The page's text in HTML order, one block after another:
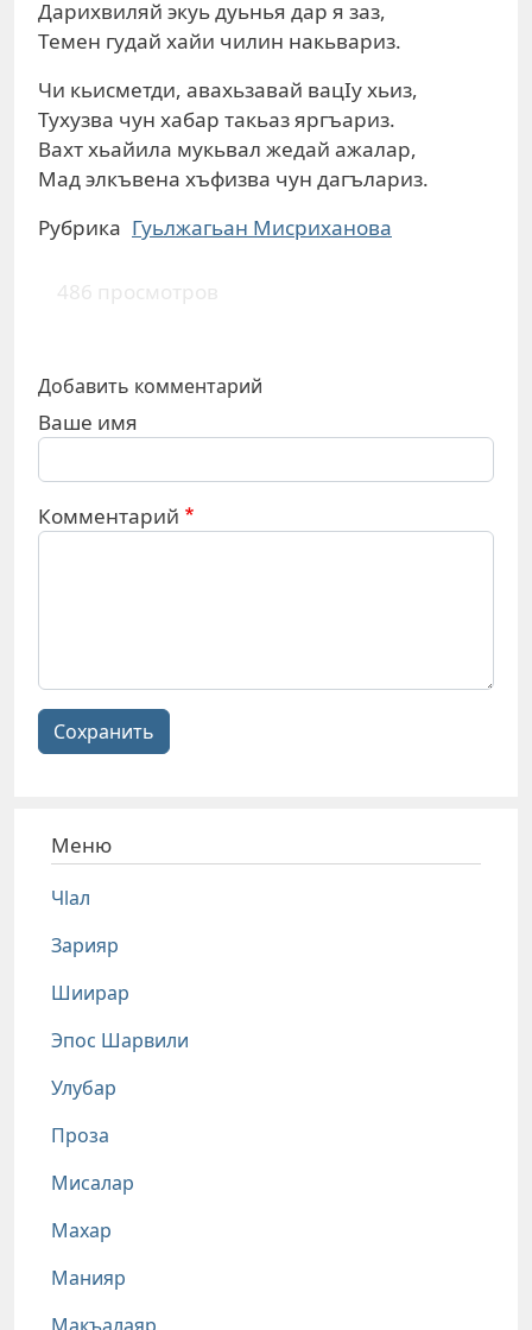
Дарихвиляй экуь дуьнья дар я заз,
Темен гудай хайи чилин накьвариз.
Чи кьисметди, авахьзавай вацIу хьиз,
Тухузва чун хабар такьаз яргъариз.
Вахт хьайила мукьвал жедай ажалар,
Мад элкъвена хъфизва чун дагълариз.
Рубрика Гуьлжагьан Мисриханова
486 просмотров
Добавить комментарий
Ваше имя
Комментарий
Сохранить
Меню
Чlал
Зарияр
Шиирар
Эпос Шарвили
Улубар
Проза
Мисалар
Махар
Манияр